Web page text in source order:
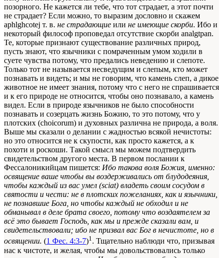
позорного. Не кажется ли тебе, что тот страдает, а этот почти
не страдает? Если можно, то выразим дословно и скажем
aphlghcotej т. в. не страдающие или не имеющие скорби. Ибо и
некоторый философ проповедал отсутствие скорби analgtpan.
Те, которые признают существование различных природ,
пусть знают, что язычники с помраченным умом ходили в
суете чувства потому, что предались неведению и слепоте.
Только тот не называется несведущим и слепым, кто может
познавать и видеть; и мы не говорим, что камень слеп, а дикое
животное не имеет знания, потому что с него не спрашивается
и к его природе не относится, чтобы оно познавало, а камень
видел. Если в природе язычников не было способности
познавать и созерцать жизнь Божию, то это потому, что у
плотских (choicorum) и духовных различна не природа, а воля.
Выше мы сказали о делании с жадностью всякой нечистоты:
но это относится не к скупости, как просто кажется, а к
похоти и роскоши. Такой смысл мы можем подтвердить
свидетельством другого места. В первом послании к
Фессалоникийцам пишется: Ибо такова воля Божия, именно:
освящение ваше чтобы вы воздерживались от блудодеяния,
чтобы каждый из вас умел (sciat) владеть своим сосудом в
святости и чести: не в плотских пожеланиях, как и язычники,
не познавшие Бога, но чтобы каждый не обходил и не
обманывал в деле брата своего, потому что воздаятелем за
всё это бывает Господь, как мы и прежде сказали вам, и
свидетельствовали; ибо не призвал вас Бог в нечистоте, но в
освящении. (1 Фес. 4:3-7)1. Тщательно наблюди что, призывая
нас к чистоте, и желая, чтобы мы довольствовались только